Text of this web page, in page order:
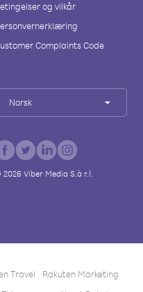
og vilkår
Complaints Code
Norsk
2026Viber Media S.à r.l.
Travel
Rakuten Marketing